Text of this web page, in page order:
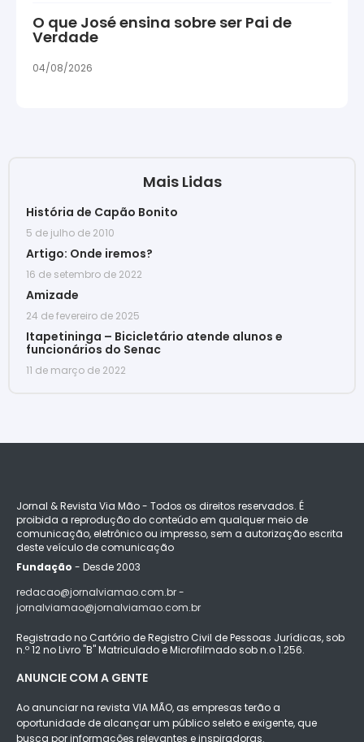
O que José ensina sobre ser Pai de
Verdade
04/08/2026
Mais Lidas
História de Capão Bonito
5 de julho de 2010
Artigo: Onde iremos?
16 de setembro de 2022
Amizade
24 de fevereiro de 2025
Itapetininga – Bicicletário atende alunos e
funcionários do Senac
11 de março de 2022
Jornal & Revista Via Mão - Todos os direitos reservados. É
proibida a reprodução do conteúdo em qualquer meio de
comunicação, eletrônico ou impresso, sem a autorização escrita
deste veículo de comunicação
Fundação - Desde 2003
redacao@jornalviamao.com.br -
jornalviamao@jornalviamao.com.br
Registrado no Cartório de Registro Civil de Pessoas Jurídicas, sob
n.º 12 no Livro "B" Matriculado e Microfilmado sob n.o 1.256.
ANUNCIE COM A GENTE
Ao anunciar na revista VIA MÃO, as empresas terão a
oportunidade de alcançar um público seleto e exigente, que
busca por informações relevantes e inspiradoras.